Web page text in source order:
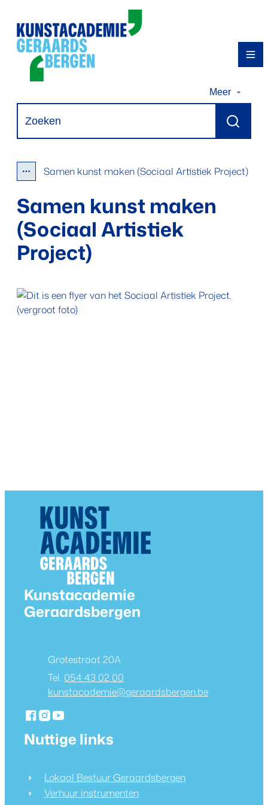
Meer
Zoeken
Toon alle broodkruimel items
Samen kunst maken (Sociaal Artistiek Project)
Samen kunst maken
(Sociaal Artistiek
Project)
Contact & openingsuren
Kunstacademie
Geraardsbergen
AdresGrotestraat 20A
054 43 02 00
E-mailkunstacademie@geraardsbergen.be
Facebook
Instagram
YouTube
Nuttige links
Lokaal Bestuur Geraardsbergen
Verhuur instrumenten